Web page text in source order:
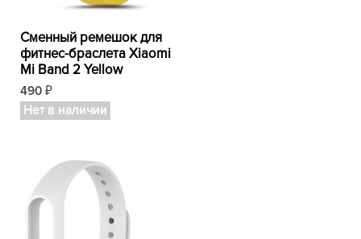
Сменный ремешок для
фитнес-браслета Xiaomi
Mi Band 2 Yellow
490 ₽
Нет в наличии